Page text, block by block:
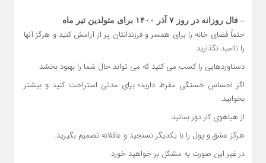
– فال روزانه در روز ۷ آذر ۱۴۰۰ برای متولدین تیر ماه
حتماً فضای خانه را برای همسر و فرزندانتان پر از آرامش کنید و هرگز آنها
را ناامید نگذارید.
دستاوردهایی را کسب می کنید که می تواند حال شما را بهبود بخشد.
اگر احساس خستگی مفرط دارید؛ برای مدتی استراحت کنید و بیشتر
بخوابید.
از هیاهوی کار دور بمانید.
هرگز عشق و پول را با یکدیگر نسنجید و عاقلانه تصمیم بگیرید.
در غیر این صورت به مشکل بر خواهید خورد.